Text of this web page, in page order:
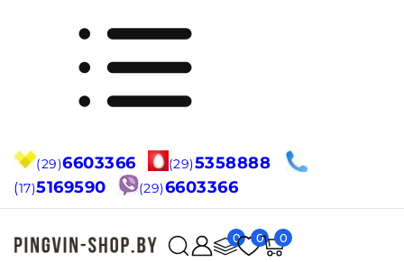
(29)6603366 (29)5358888
(17)5169590 (29)6603366
0 0 0